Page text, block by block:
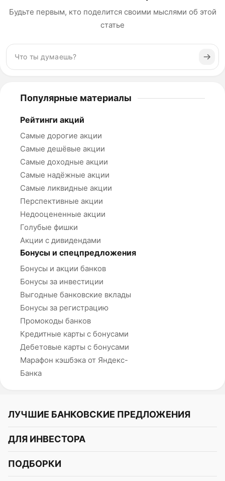
Будьте первым, кто поделится своими мыслями об этой
статье
Популярные материалы
Рейтинги акций
Самые дорогие акции
Самые дешёвые акции
Самые доходные акции
Самые надёжные акции
Самые ликвидные акции
Перспективные акции
Недооцененные акции
Голубые фишки
Акции с дивидендами
Бонусы и спецпредложения
Бонусы и акции банков
Бонусы за инвестиции
Выгодные банковские вклады
Бонусы за регистрацию
Промокоды банков
Кредитные карты с бонусами
Дебетовые карты с бонусами
Марафон кэшбэка от Яндекс-
Банка
ЛУЧШИЕ БАНКОВСКИЕ ПРЕДЛОЖЕНИЯ
Альфа-Банк
СБЕР
ДЛЯ ИНВЕСТОРА
Курс акций
ПОДБОРКИ